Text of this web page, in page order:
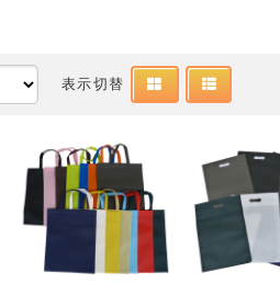
表示切替